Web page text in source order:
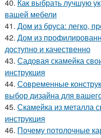
40. Как выбрать лучшую
вашей мебели
41. Дом из бруса: легко,
42. Дом из
доступно и качественно
43. Садовая скамейка
инструкция
44. Современные
выбор дизайна для
45. Скамейка из металла
инструкция
46. Почему потолочные